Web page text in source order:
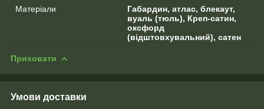
Матеріали
Габардин, атлас, блекаут,
вуаль (тюль), Креп-сатин,
оксфорд
(відштовхувальний), сатен
Приховати
Умови доставки